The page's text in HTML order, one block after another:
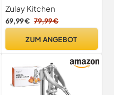
Entsafter aus Metall –
manuelle Zitronenpresse
und Orangenpresse –
strapazierfähiger
Premium-Qualität, schwarz
Zulay Kitchen
69,99 € 79,99 €
ZUM ANGEBOT